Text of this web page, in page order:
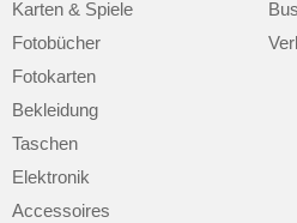
Karten & Spiele
Fotobücher
Fotokarten
Bekleidung
Taschen
Elektronik
Accessoires